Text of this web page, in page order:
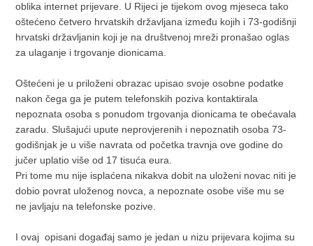
oblika internet prijevare. U Rijeci je tijekom ovog mjeseca tako
oštećeno četvero hrvatskih državljana između kojih i 73-godišnji
hrvatski državljanin koji je na društvenoj mreži pronašao oglas
za ulaganje i trgovanje dionicama.
Oštećeni je u priloženi obrazac upisao svoje osobne podatke
nakon čega ga je putem telefonskih poziva kontaktirala
nepoznata osoba s ponudom trgovanja dionicama te obećavala
zaradu. Slušajući upute neprovjerenih i nepoznatih osoba 73-
godišnjak je u više navrata od početka travnja ove godine do
jučer uplatio više od 17 tisuća eura.
Pri tome mu nije isplaćena nikakva dobit na uloženi novac niti je
dobio povrat uloženog novca, a nepoznate osobe više mu se
ne javljaju na telefonske pozive.
I ovaj opisani događaj samo je jedan u nizu prijevara kojima su